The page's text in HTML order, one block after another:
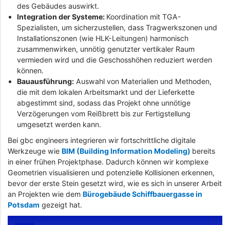
des Gebäudes auswirkt.
Integration der Systeme: Koordination mit TGA-
Spezialisten, um sicherzustellen, dass Tragwerkszonen und
Installationszonen (wie HLK-Leitungen) harmonisch
zusammenwirken, unnötig genutzter vertikaler Raum
vermieden wird und die Geschosshöhen reduziert werden
können.
Bauausführung:Auswahl von Materialien und Methoden,
die mit dem lokalen Arbeitsmarkt und der Lieferkette
abgestimmt sind, sodass das Projekt ohne unnötige
Verzögerungen vom Reißbrett bis zur Fertigstellung
umgesetzt werden kann.
Bei gbc engineers integrieren wir fortschrittliche digitale
Werkzeuge wie BIM (Building Information Modeling) bereits
in einer frühen Projektphase. Dadurch können wir komplexe
Geometrien visualisieren und potenzielle Kollisionen erkennen,
bevor der erste Stein gesetzt wird, wie es sich in unserer Arbeit
an Projekten wie dem Bürogebäude Schiffbauergasse in
Potsdam gezeigt hat.